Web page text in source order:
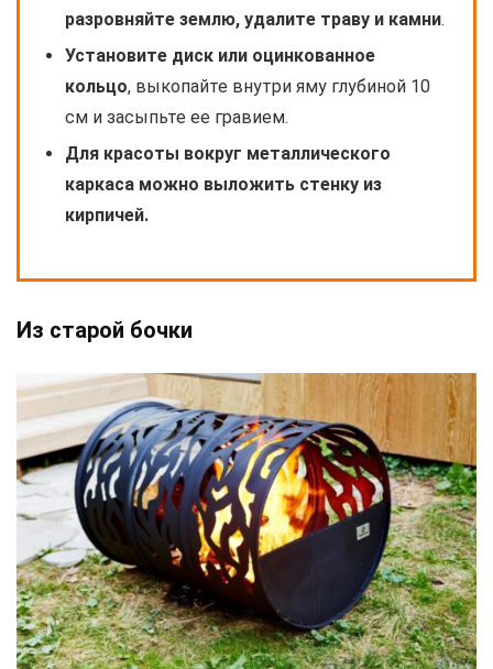
разровняйте землю, удалите траву и камни.
Установите диск или оцинкованное
кольцо, выкопайте внутри яму глубиной 10
см и засыпьте ее гравием.
Для красоты вокруг металлического
каркаса можно выложить стенку из
кирпичей.
Из старой бочки